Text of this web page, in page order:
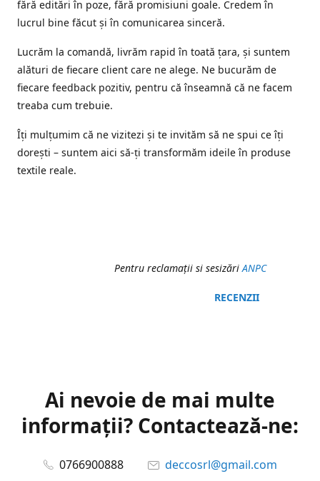
fără editări în poze, fără promisiuni goale. Credem în
lucrul bine făcut și în comunicarea sinceră.
Lucrăm la comandă, livrăm rapid în toată țara, și suntem
alături de fiecare client care ne alege. Ne bucurăm de
fiecare feedback pozitiv, pentru că înseamnă că ne facem
treaba cum trebuie.
Îți mulțumim că ne vizitezi și te invităm să ne spui ce îți
dorești – suntem aici să-ți transformăm ideile în produse
textile reale.
Pentru reclamaţii si sesizăriANPC
RECENZII
Ai nevoie de mai multe
informații? Contactează-ne:
0766900888 deccosrl@gmail.com